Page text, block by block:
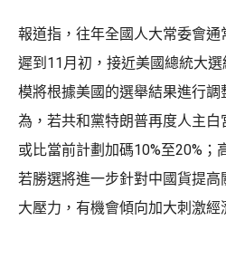
報道指，往年全國人大常委會
遲到11月初，接近美國總統大
模將根據美國的選舉結果進行
為，若共和黨特朗普再度人主
或比當前計劃加碼10%至20%；
若勝選將進一步針對中國貨提
大壓力，有機會傾向加大刺激經